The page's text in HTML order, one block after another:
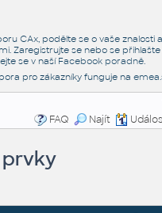
CAx, podělte se o vaše znalosti
Zaregistrujte se nebo se
se v naší Facebook poradně.
pro zákazníky funguje na
FAQ
Najít
prvky